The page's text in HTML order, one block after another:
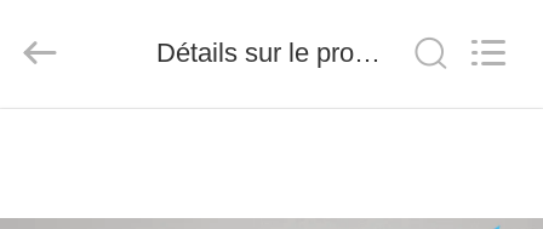
MAISON
Advanced
Materials
Rights
Détails sur le produit